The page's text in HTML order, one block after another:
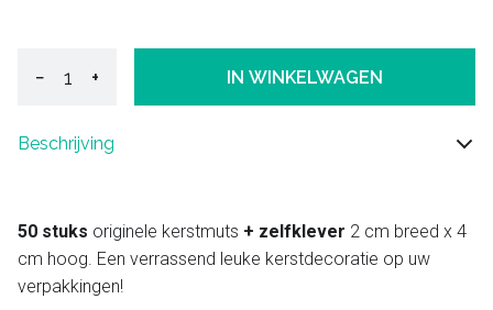
− + IN WINKELWAGEN
Beschrijving
50 stuks originele kerstmuts + zelfklever 2 cm breed x 4
cm hoog. Een verrassend leuke kerstdecoratie op uw
verpakkingen!